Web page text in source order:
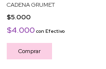
CADENA GRUMET
$5.000
$4.000 con Efectivo
Comprar